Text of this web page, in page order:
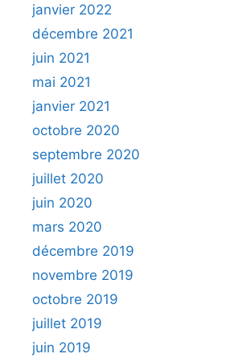
janvier 2022
décembre 2021
juin 2021
mai 2021
janvier 2021
octobre 2020
septembre 2020
juillet 2020
juin 2020
mars 2020
décembre 2019
novembre 2019
octobre 2019
juillet 2019
juin 2019